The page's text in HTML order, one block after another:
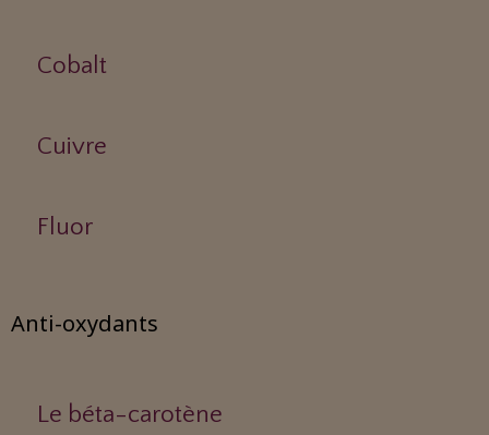
Cobalt
Cuivre
Fluor
Anti-oxydants
Le béta-carotène